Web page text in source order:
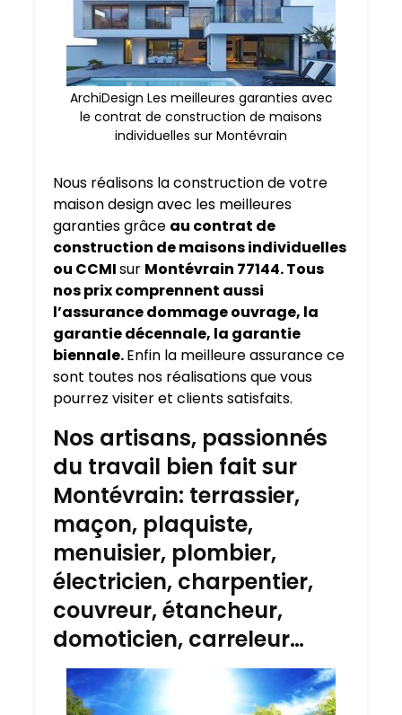
ArchiDesign Les meilleures garanties avec
le contrat de construction de maisons
individuelles sur Montévrain
Nous réalisons la construction de votre
maison design avec les meilleures
garanties grâce au contrat de
construction de maisons individuelles
ou CCMIsur Montévrain 77144. Tous
nos prix comprennent aussi
l’assurance dommage ouvrage, la
garantie décennale, la garantie
biennale.Enfin la meilleure assurance ce
sont toutes nos réalisations que vous
pourrez visiter et clients satisfaits.
Nos artisans, passionnés
du travail bien fait sur
Montévrain: terrassier,
maçon, plaquiste,
menuisier, plombier,
électricien, charpentier,
couvreur, étancheur,
domoticien, carreleur…